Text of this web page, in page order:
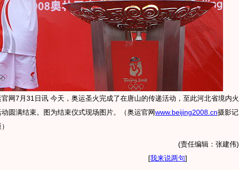
7月31日讯 今天，奥运圣火完成了在唐山的传递活动，至此河北省境内火
圆满结束。图为结束仪式现场图片。（奥运官网www.beijing2008.cn摄影记
(责任编辑：张建伟)
[我来说两句]